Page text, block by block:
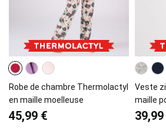
Robe de chambre Thermolactyl
en maille moelleuse
45,99 €
Veste
maille